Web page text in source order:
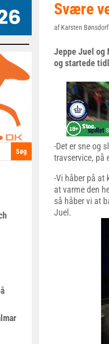
Svære
afKarsten Bønsdorf
Jeppe Juel og
og startede
-Det er sne og
travservice, på
-Vi håber på at
at varme den
så håber vi at
Juel.